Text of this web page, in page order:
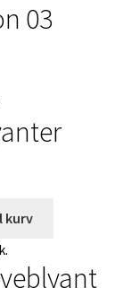
03
kurv